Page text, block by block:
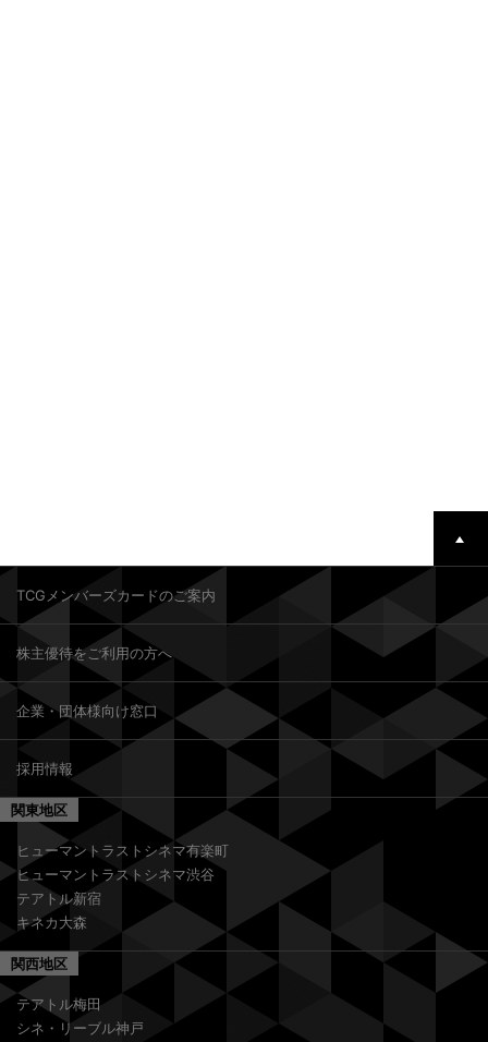
TCGメンバーズカードのご案内
株主優待をご利用の方へ
企業・団体様向け窓口
採用情報
関東地区
ヒューマントラストシネマ有楽町
ヒューマントラストシネマ渋谷
テアトル新宿
キネカ大森
関西地区
テアトル梅田
シネ・リーブル神戸